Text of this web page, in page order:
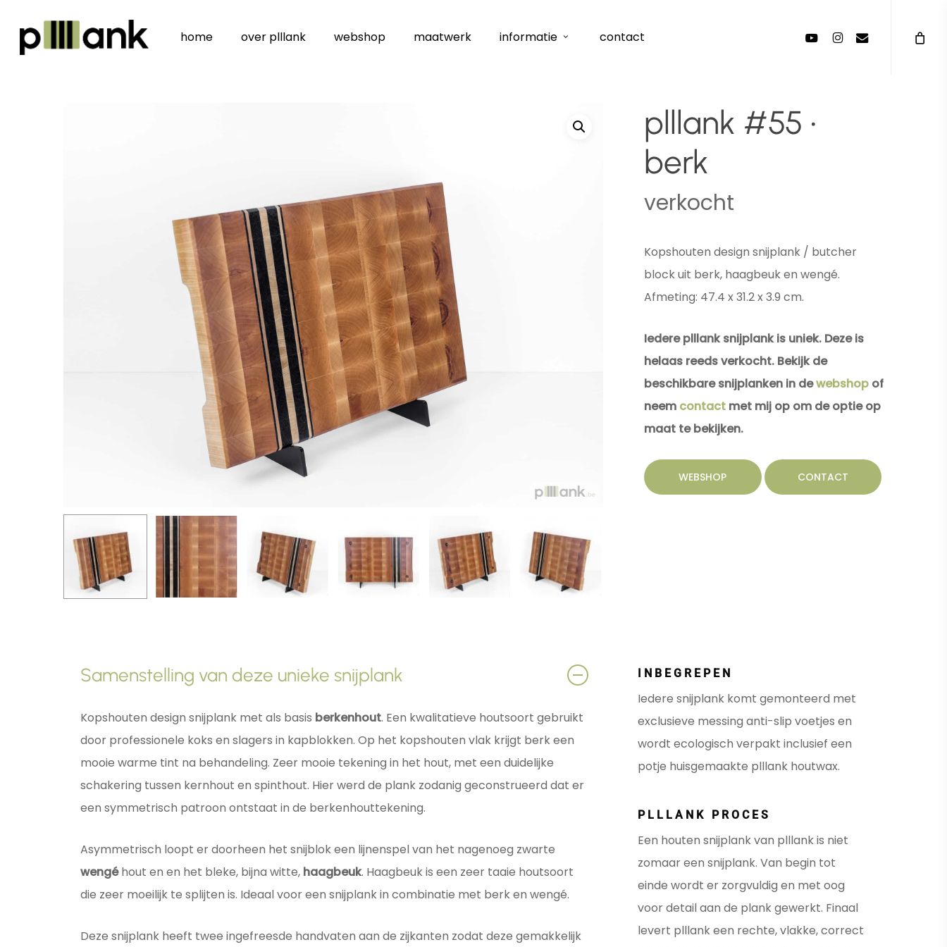
main
home over plllank webshop maatwerk informatie contact youtubeinstagram
email
plllank #55 •
berk
verkocht
Kopshouten design snijplank / butcher
block uit berk, haagbeuk en wengé.
Afmeting: 47.4 x 31.2 x 3.9 cm.
Iedere plllank snijplank is uniek. Deze is
helaas reeds verkocht. Bekijk de
beschikbare snijplanken in dewebshop of
neem contact met mij op om de optie op
maat te bekijken.
WEBSHOP CONTACT
Samenstelling van deze unieke snijplank
Kopshouten design snijplank met als basis berkenhout. Een kwalitatieve houtsoort gebruikt
door professionele koks en slagers in kapblokken. Op het kopshouten vlak krijgt berk een
mooie warme tint na behandeling. Zeer mooie tekening in het hout, met een duidelijke
schakering tussen kernhout en spinthout. Hier werd de plank zodanig geconstrueerd dat er
een symmetrisch patroon ontstaat in de berkenhouttekening.
Asymmetrisch loopt er doorheen het snijblok een lijnenspel van het nagenoeg zwarte
wengéhout en en het bleke, bijna witte, haagbeuk. Haagbeuk is een zeer taaie houtsoort
die zeer moeilijk te splijten is. Ideaal voor een snijplank in combinatie met berk en wengé.
Deze snijplank heeft twee ingefreesde handvaten aan de zijkanten zodat deze gemakkelijk
INBEGREPEN
Iedere snijplank komt gemonteerd met
exclusieve messing anti-slip voetjes en
wordt ecologisch verpakt inclusief een
potje huisgemaakte plllank houtwax.
PLLLANK PROCES
Een houten snijplank van plllank is niet
zomaar een snijplank. Van begin tot
einde wordt er zorgvuldig en met oog
voor detail aan de plank gewerkt. Finaal
levert plllank een rechte, vlakke, correct